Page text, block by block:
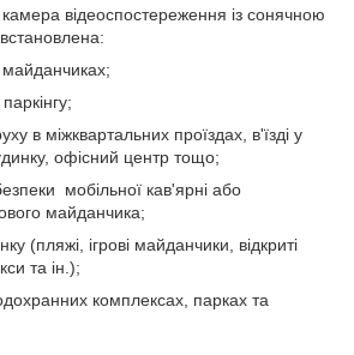
відеоспостереження із сонячною
майданчиках;
в міжквартальних проїздах, в'їзді у
офісний центр тощо;
мобільної кав'ярні або
майданчика;
(пляжі, ігрові майданчики, відкриті
та ін.);
комплексах, парках та